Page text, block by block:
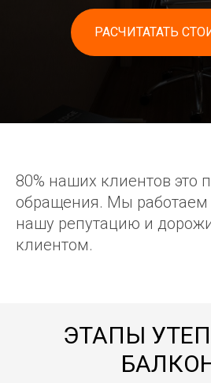
РАСЧИТАТАТЬ
80% наших клиентов это
обращения. Мы работаем
нашу репутацию и
клиентом.
ЭТАПЫ